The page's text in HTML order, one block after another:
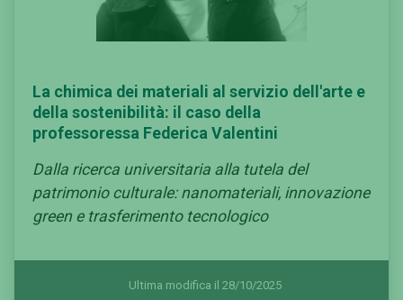
La chimica dei materiali al servizio dell'arte e
della sostenibilità: il caso della
professoressa Federica Valentini
Dalla ricerca universitaria alla tutela del
patrimonio culturale: nanomateriali, innovazione
green e trasferimento tecnologico
Ultima modifica il 28/10/2025